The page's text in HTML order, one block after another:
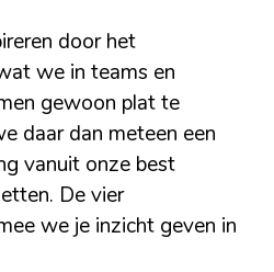
door het
we in teams en
gewoon plat te
daar dan meteen een
vanuit onze best
De vier
we je inzicht geven in